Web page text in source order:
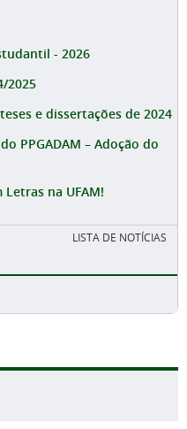
- 2026
2025
e dissertações de 2024
PPGADAM – Adoção do
na UFAM!
LISTA DE NOTÍCIAS